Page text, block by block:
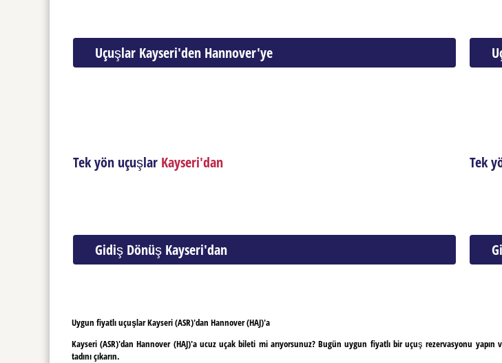
Uçuşlar Kayseri'den Hannover'ye
Tek yön uçuşlar Kayseri'dan Tek
Gidiş Dönüş Kayseri'dan
Uygun fiyatlı uçuşlar Kayseri (ASR)'dan Hannover (HAJ)'a
Kayseri (ASR)'dan Hannover (HAJ)'a ucuz uçak bileti mi arıyorsunuz? Bugün uygun fiyatlı bir uçuş rezervasyonu
tadını çıkarın.